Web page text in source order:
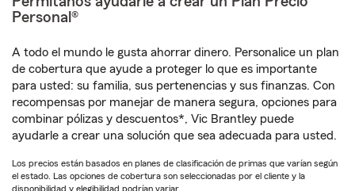
Personal®
A todo el mundo le gusta ahorrar dinero. Personalice un plan
de cobertura que ayude a proteger lo que es importante
para usted: su familia, sus pertenencias y sus finanzas. Con
recompensas por manejar de manera segura, opciones para
combinar pólizas y descuentos*, Vic Brantley puede
ayudarle a crear una solución que sea adecuada para usted.
Los precios están basados en planes de clasificación de primas que varían según
el estado. Las opciones de cobertura son seleccionadas por el cliente y la
disponibilidad y elegibilidad podrían variar.